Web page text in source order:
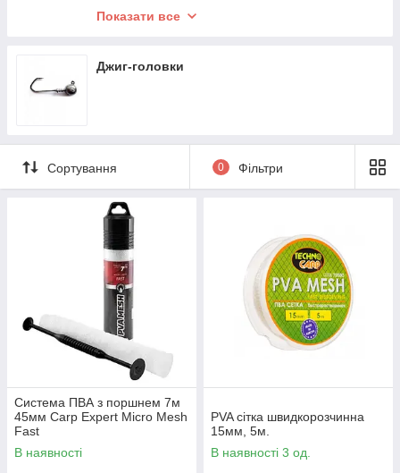
Maver
Показати все
Джиг-головки
Сортування 0 Фільтри
Система ПВА з поршнем 7м
45мм Carp Expert Micro Mesh
Fast
В наявності
PVA сітка швидкорозчинна
15мм, 5м.
В наявності 3 од.